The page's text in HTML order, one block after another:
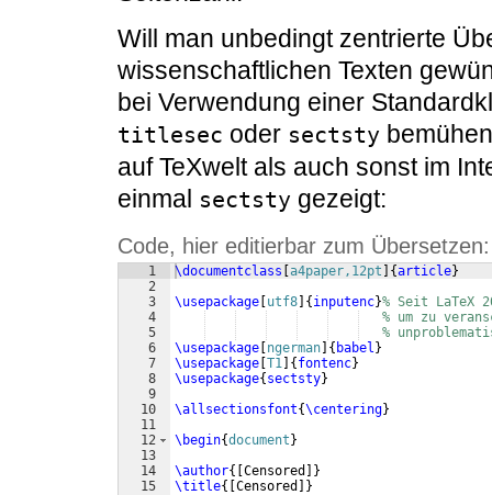
Will man unbedingt zentrierte
wissenschaftlichen Texten
bei Verwendung einer
titlesec oder sectsty
auf TeXwelt als auch sonst im
einmal sectsty gezeigt:
Code, hier editierbar zum Übersetzen:
1
2
3
4
5
6
7
8
9
10
11
12
13
14
15
\documentclass a4paper,12pt {article}
\usepackage utf8 { inputenc}% Seit LaTeX
% um zu
%
\usepackage ngerman { babel }
\usepackage T1 { fontenc}
\usepackage{ sectsty}
\allsectionsfont{\centering}
\begin{document }
\author{[ Censored
]}
\title{[ Censored
]}